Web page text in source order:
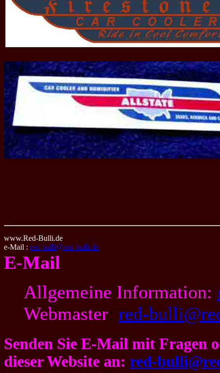
www.Red-Bulli.de
e-Mail : red-bulli@red-bulli.de
E-Mail
Allgemeine Information:
Webmaster: red-
Senden Sie E-Mail mit Fragen
dieser Website an: red-